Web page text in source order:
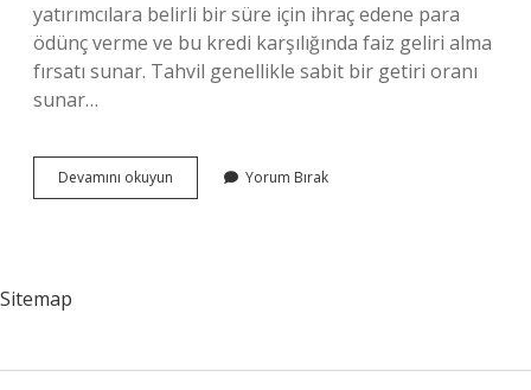
yatırımcılara belirli bir süre için ihraç edene para
ödünç verme ve bu kredi karşılığında faiz geliri alma
fırsatı sunar. Tahvil genellikle sabit bir getiri oranı
sunar…
Devamını okuyun Bononun
Getirisi
Yorum Bırak
Sitemap